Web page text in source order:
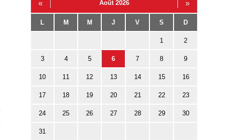
« Août 2026 »
L M M J V S D
1 2
3 4 5 6 7 8 9
10 11 12 13 14 15 16
17 18 19 20 21 22 23
24 25 26 27 28 29 30
31